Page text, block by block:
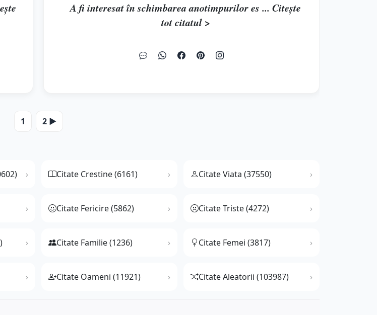
A fi interesat în schimbarea anotimpurilor es ... Citește
tot citatul >
1 2 ▶️
Citate Crestine (6161) Citate Viata (37550)
Citate Fericire (5862) Citate Triste (4272)
Citate Familie (1236) Citate Femei (3817)
Citate Oameni (11921) Citate Aleatorii (103987)